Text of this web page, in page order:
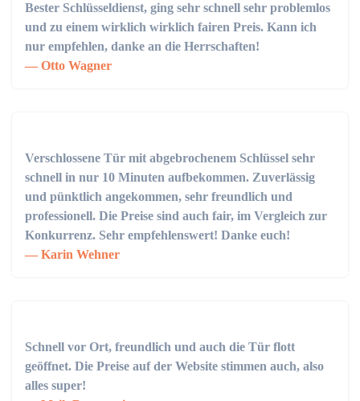
Bester Schlüsseldienst, ging sehr schnell sehr problemlos
und zu einem wirklich wirklich fairen Preis. Kann ich
nur empfehlen, danke an die Herrschaften!
Otto Wagner
Verschlossene Tür mit abgebrochenem Schlüssel sehr
schnell in nur 10 Minuten aufbekommen. Zuverlässig
und pünktlich angekommen, sehr freundlich und
professionell. Die Preise sind auch fair, im Vergleich zur
Konkurrenz. Sehr empfehlenswert! Danke euch!
Karin Wehner
Schnell vor Ort, freundlich und auch die Tür flott
geöffnet. Die Preise auf der Website stimmen auch, also
alles super!